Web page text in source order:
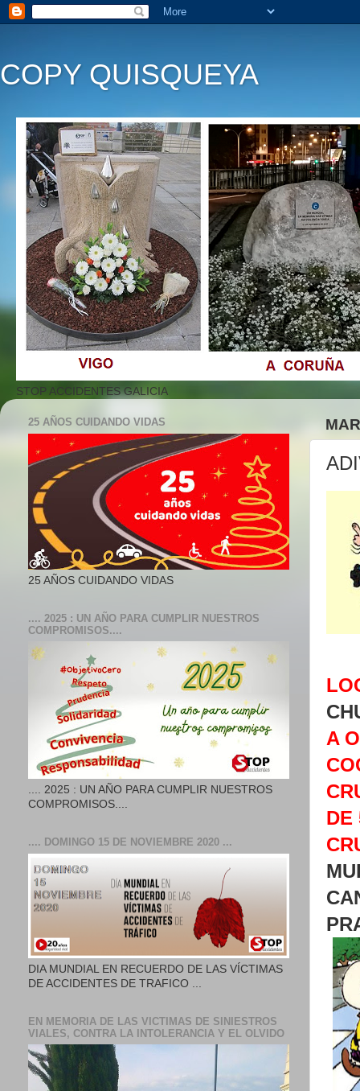
COPY QUISQUEYA
STOP ACCIDENTES GALICIA
A
DE
25 AÑOS CUIDANDO VIDAS
25 AÑOS CUIDANDO VIDAS
.... 2025 : UN AÑO PARA CUMPLIR NUESTROS
COMPROMISOS....
.... 2025 : UN AÑO PARA CUMPLIR NUESTROS
COMPROMISOS....
.... DOMINGO 15 DE NOVIEMBRE 2020 ...
DIA MUNDIAL EN RECUERDO DE LAS VÍCTIMAS
DE ACCIDENTES DE TRAFICO ...
EN MEMORIA DE LAS VICTIMAS DE SINIESTROS
VIALES, CONTRA LA INTOLERANCIA Y EL OLVIDO